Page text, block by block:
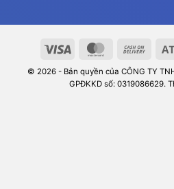
© 2026 - Bản quyền của CÔNG TY
GPĐKKD số: 0319086629.